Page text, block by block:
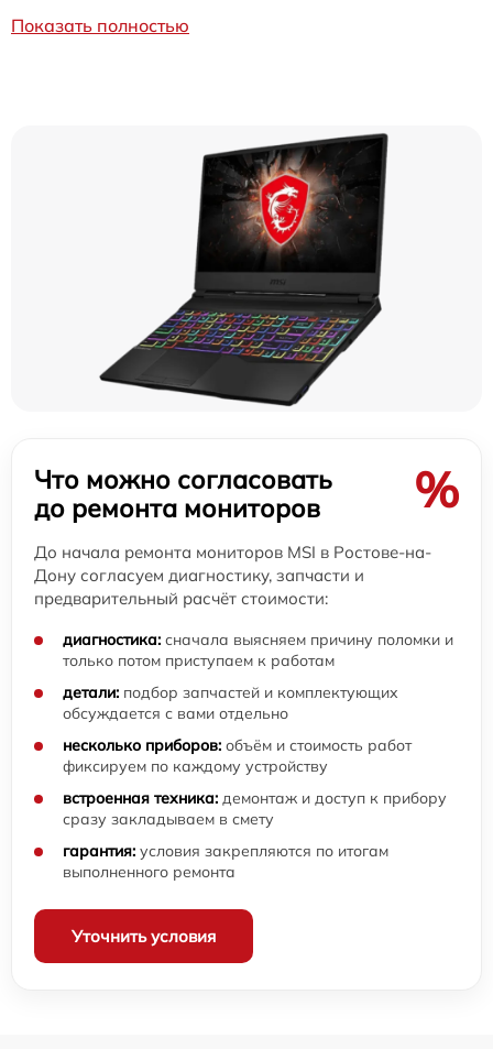
Показать полностью
Что можно согласовать
до ремонта мониторов
%
До начала ремонта мониторов MSI в Ростове-на-
Дону согласуем диагностику, запчасти и
предварительный расчёт стоимости:
диагностика: сначала выясняем причину поломки и
только потом приступаем к работам
детали: подбор запчастей и комплектующих
обсуждается с вами отдельно
несколько приборов: объём и стоимость работ
фиксируем по каждому устройству
встроенная техника: демонтаж и доступ к прибору
сразу закладываем в смету
гарантия: условия закрепляются по итогам
выполненного ремонта
Уточнить условия